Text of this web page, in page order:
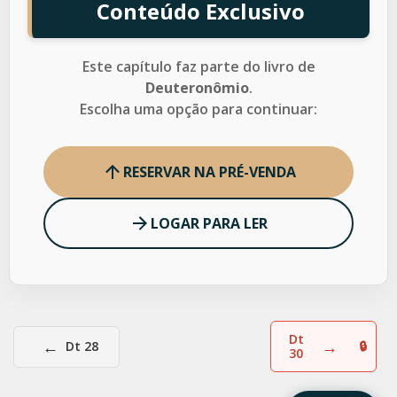
Conteúdo Exclusivo
Este capítulo faz parte do livro de
Deuteronômio.
Escolha uma opção para continuar:
RESERVAR NA PRÉ-VENDA
LOGAR PARA LER
← Dt 28
Dt
30
→